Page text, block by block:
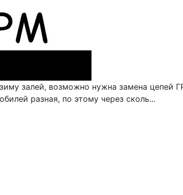
залей, возможно нужна замена цепей
разная, по этому через сколь...